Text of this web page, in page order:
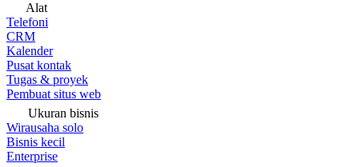
Alat
Telefoni
CRM
Kalender
Pusat kontak
Tugas & proyek
Pembuat situs web
Ukuran bisnis
Wirausaha solo
Bisnis kecil
Enterprise